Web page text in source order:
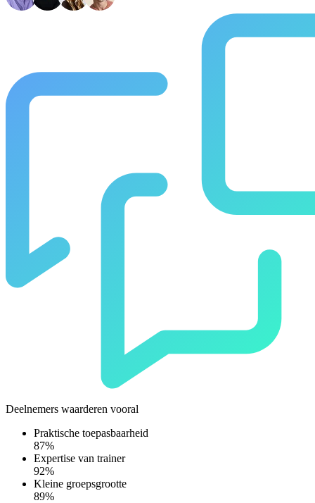
Deelnemers waarderen vooral
Praktische toepasbaarheid
87%
Expertise van trainer
92%
Kleine groepsgrootte
89%